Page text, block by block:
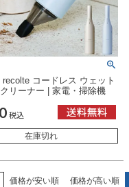
recolte コードレス ウェット
リーナー | 家電・掃除機
税込
在庫切れ
価格が安い順 価格が高い順